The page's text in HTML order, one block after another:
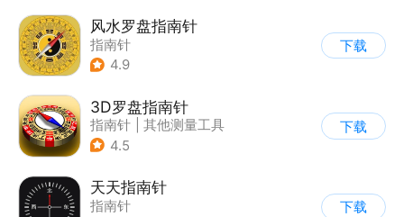
风水罗盘指南针
指南针
4.9
下载
3D罗盘指南针
指南针
其他测量工具
4.5
下载
天天指南针
指南针
下载